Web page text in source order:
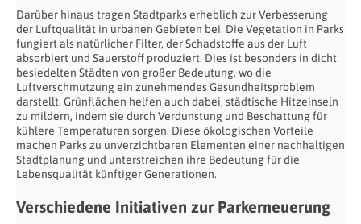
Darüber hinaus tragen Stadtparks erheblich zur Verbesserung
der Luftqualität in urbanen Gebieten bei. Die Vegetation in Parks
fungiert als natürlicher Filter, der Schadstoffe aus der Luft
absorbiert und Sauerstoff produziert. Dies ist besonders in dicht
besiedelten Städten von großer Bedeutung, wo die
Luftverschmutzung ein zunehmendes Gesundheitsproblem
darstellt. Grünflächen helfen auch dabei, städtische Hitzeinseln
zu mildern, indem sie durch Verdunstung und Beschattung für
kühlere Temperaturen sorgen. Diese ökologischen Vorteile
machen Parks zu unverzichtbaren Elementen einer nachhaltigen
Stadtplanung und unterstreichen ihre Bedeutung für die
Lebensqualität künftiger Generationen.
Verschiedene Initiativen zur Parkerneuerung